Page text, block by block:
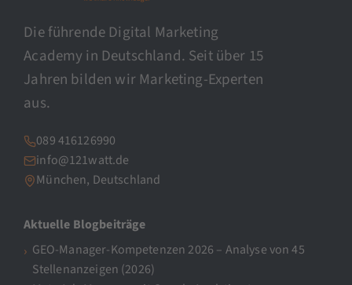
Die führende Digital Marketing
Academy in Deutschland. Seit über 15
Jahren bilden wir Marketing-Experten
aus.
089 416126990
info@121watt.de
München, Deutschland
Aktuelle Blogbeiträge
GEO-Manager-Kompetenzen 2026 – Analyse von 45
Stellenanzeigen (2026)